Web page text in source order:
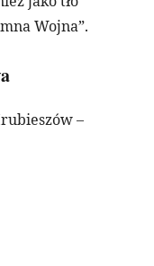
Wojna”.
–